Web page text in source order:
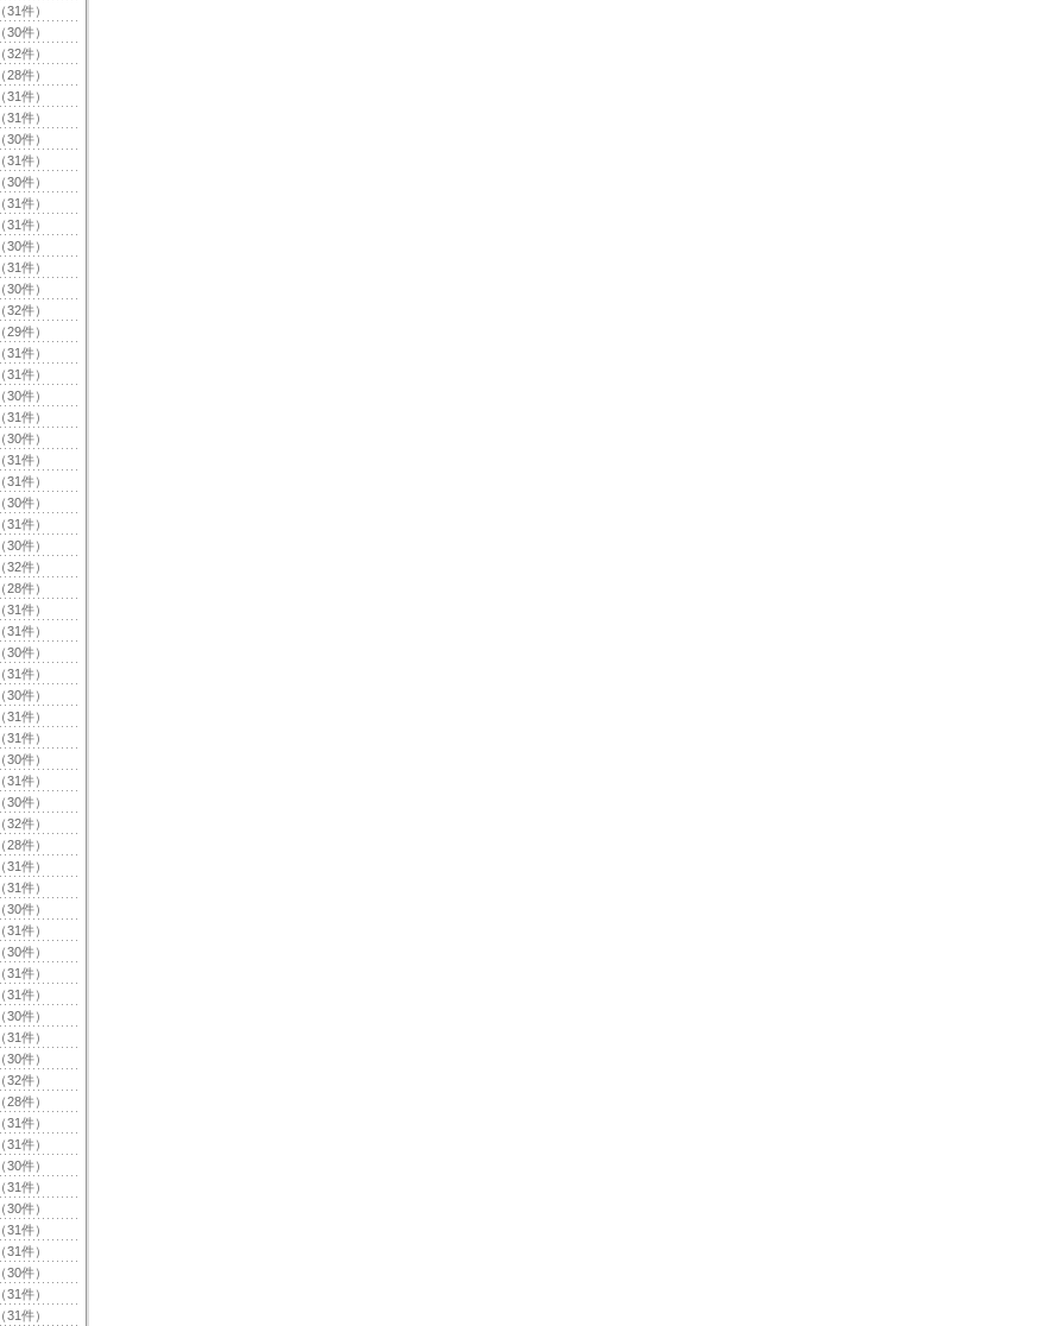
（31件）
（30件）
（32件）
（28件）
（31件）
（31件）
（30件）
（31件）
（30件）
（31件）
（31件）
（30件）
（31件）
（30件）
（32件）
（29件）
（31件）
（31件）
（30件）
（31件）
（30件）
（31件）
（31件）
（30件）
（31件）
（30件）
（32件）
（28件）
（31件）
（31件）
（30件）
（31件）
（30件）
（31件）
（31件）
（30件）
（31件）
（30件）
（32件）
（28件）
（31件）
（31件）
（30件）
（31件）
（30件）
（31件）
（31件）
（30件）
（31件）
（30件）
（32件）
（28件）
（31件）
（31件）
（30件）
（31件）
（30件）
（31件）
（31件）
（30件）
（31件）
（31件）